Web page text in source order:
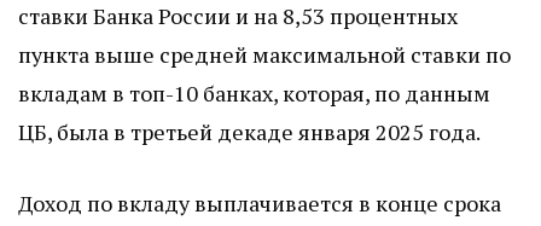
ставки Банка России и на 8,53 процентных
пункта выше средней максимальной ставки по
вкладам в топ-10 банках, которая, по данным
ЦБ, была в третьей декаде января 2025 года.
Доход по вкладу выплачивается в конце срока